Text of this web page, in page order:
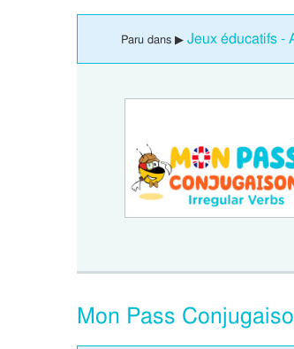
Paru dans ▶ Jeux éducatifs -
Mon Pass